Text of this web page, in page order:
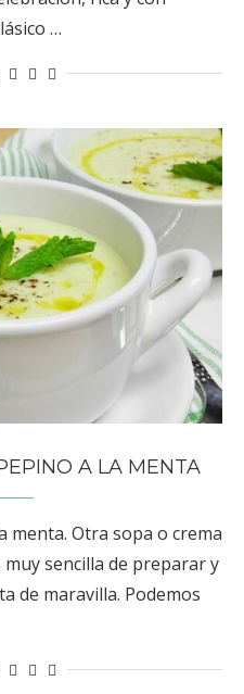
…
A LA MENTA
menta. Otra sopa o crema
sencilla de preparar y
de maravilla. Podemos